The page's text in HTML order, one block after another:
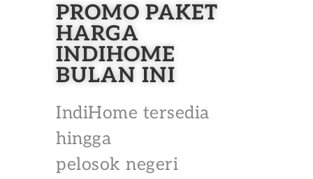
PROMO PAKET
HARGA
INDIHOME
BULAN INI
IndiHome tersedia
hingga
pelosok negeri